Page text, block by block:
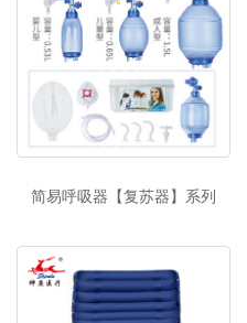
简易呼吸器【复苏器】系列